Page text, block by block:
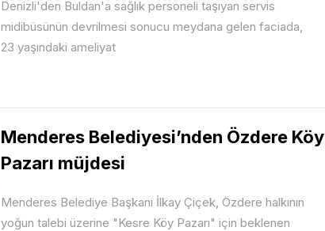
Denizli'den Buldan'a sağlık personeli taşıyan servis
midibüsünün devrilmesi sonucu meydana gelen faciada,
23 yaşındaki ameliyat
Menderes Belediyesi’nden Özdere Köy
Pazarı müjdesi
Menderes Belediye Başkanı İlkay Çiçek, Özdere halkının
yoğun talebi üzerine "Kesre Köy Pazarı" için beklenen